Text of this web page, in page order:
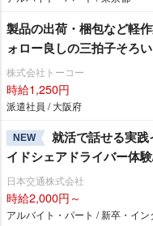
製品の出荷・梱包など軽
ォロー良しの三拍子そろい
株式会社トーコー
時給1,250円
派遣社員 / 大阪府
NEW
就活で話せる実
イドシェアドライバー体
日本交通株式会社
時給2,000円～
アルバイト・パート / 新卒・イ